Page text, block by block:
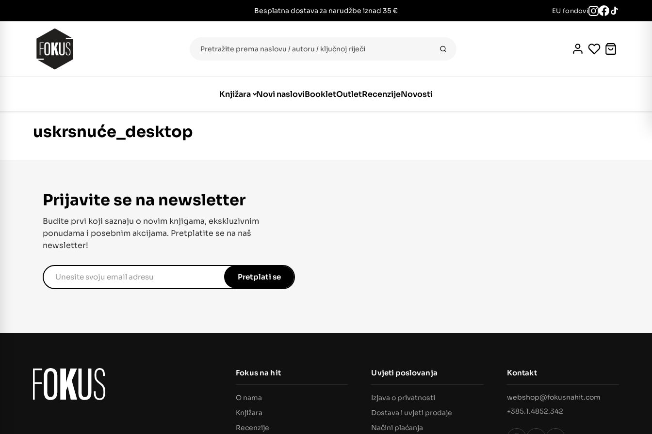
Besplatna dostava za narudžbe iznad 35 € EU fondovi
Knjižara Novi nasloviBookletOutletRecenzijeNovosti
uskrsnuće_desktop
Prijavite se na newsletter
Budite prvi koji saznaju o novim knjigama, ekskluzivnim
ponudama i posebnim akcijama. Pretplatite se na naš
newsletter!
Pretplati se
Fokus na hit
O nama
Knjižara
Recenzije
Uvjeti poslovanja
Izjava o privatnosti
Dostava i uvjeti prodaje
Načini plaćanja
Kontakt
webshop@fokusnahit.com
+385.1.4852.342